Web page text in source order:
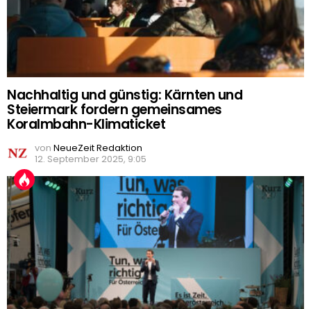
Nachhaltig und günstig: Kärnten und
Steiermark fordern gemeinsames
Koralmbahn-Klimaticket
von NeueZeit Redaktion
12. September 2025, 9:05